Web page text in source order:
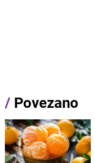
/ Povezano